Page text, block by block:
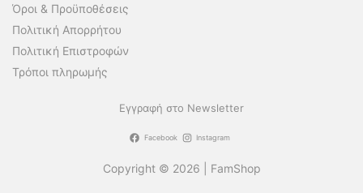
Όροι & Προϋποθέσεις
Πολιτική Απορρήτου
Πολιτική Επιστροφών
Τρόποι πληρωμής
Εγγραφή στο Newsletter
Facebook Instagram
Copyright © 2026 | FamShop